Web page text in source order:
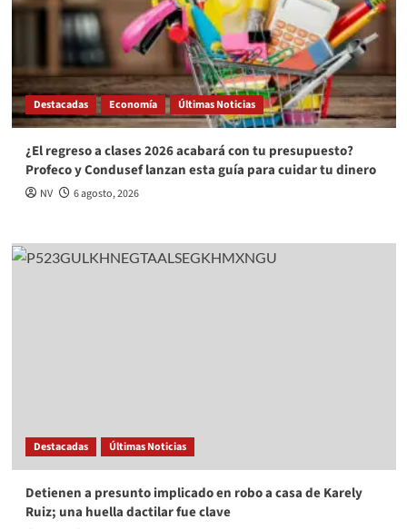
Destacadas Economía Últimas Noticias
¿El regreso a clases 2026 acabará con tu presupuesto?
Profeco y Condusef lanzan esta guía para cuidar tu dinero
NV 6 agosto, 2026
Destacadas Últimas Noticias
Detienen a presunto implicado en robo a casa de Karely
Ruiz; una huella dactilar fue clave